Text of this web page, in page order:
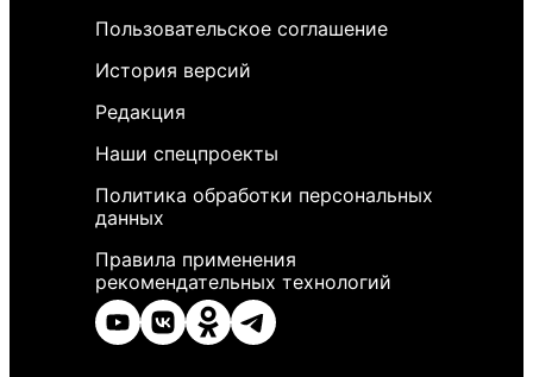
Пользовательское соглашение
История версий
Редакция
Наши спецпроекты
Политика обработки персональных
данных
Правила применения
рекомендательных технологий